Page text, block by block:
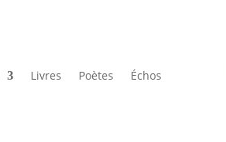
Livres Poètes Échos